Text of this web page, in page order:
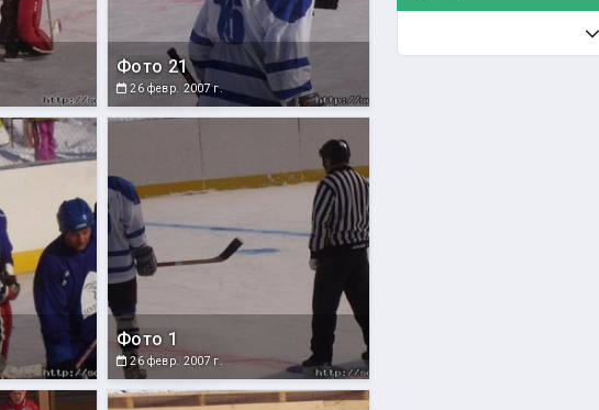
Фото 21
26 февр. 2007 г.
Фото 1
26 февр. 2007 г.